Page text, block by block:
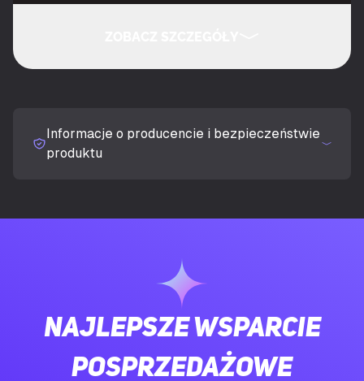
Typ klawiatury
Urządzenie wskazujące
Rozmiar klawiatury 75%
Informacje o producencie i bezpieczeństwie
produktu
Najlepsze wsparcie
posprzedażowe